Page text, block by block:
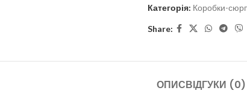
Категорія: Коробки-
Share:
ОПИСВІДГУКИ (0)